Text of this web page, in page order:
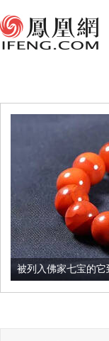
被列入佛家七宝的它